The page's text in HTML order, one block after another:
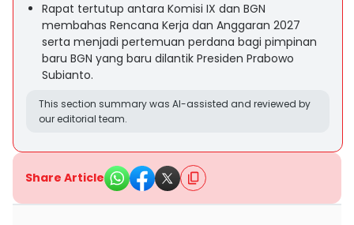
Rapat tertutup antara Komisi IX dan BGN
membahas Rencana Kerja dan Anggaran 2027
serta menjadi pertemuan perdana bagi pimpinan
baru BGN yang baru dilantik Presiden Prabowo
Subianto.
This section summary was AI-assisted and reviewed by
our editorial team.
Share Article